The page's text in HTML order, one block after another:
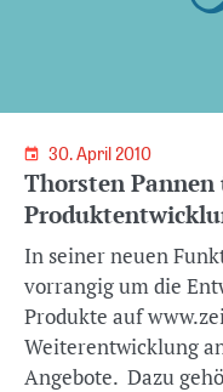
30. April 2010
Thorsten
In seiner neuen
vorrangig um die
Produkte auf
Weiterentwicklung
Angebote. Dazu